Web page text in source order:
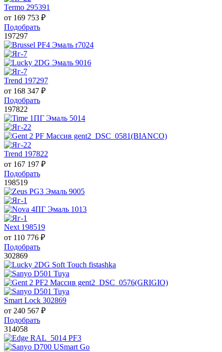
Termo 295391
от 169 753 ₽
Подобрать
197297
Trend 197297
от 168 347 ₽
Подобрать
197822
Trend 197822
от 167 197 ₽
Подобрать
198519
Next 198519
от 110 776 ₽
Подобрать
302869
Smart Lock 302869
от 240 567 ₽
Подобрать
314058